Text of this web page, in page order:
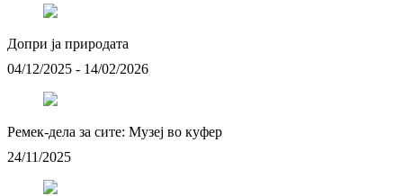
Допри ја природата
04/12/2025 - 14/02/2026
Ремек-дела за сите: Музеј во куфер
24/11/2025